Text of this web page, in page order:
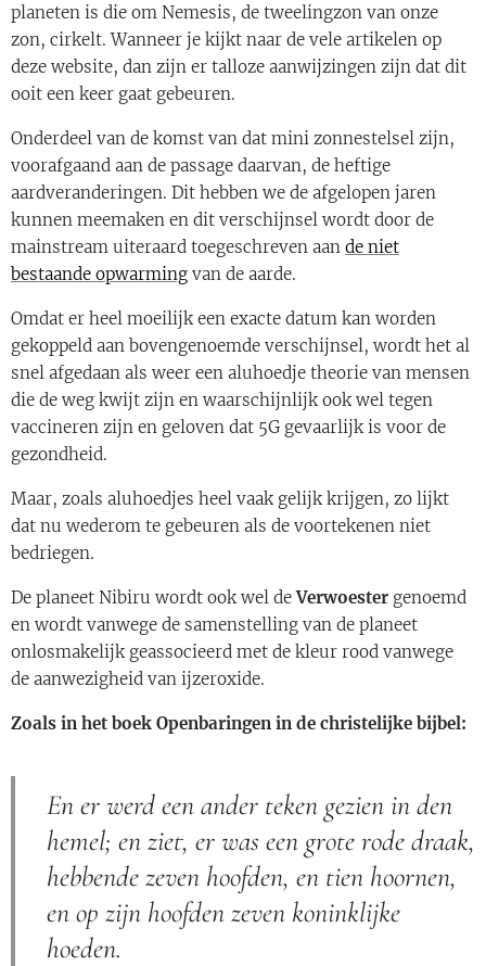
planeten is die om Nemesis, de tweelingzon van onze
zon, cirkelt. Wanneer je kijkt naar de vele artikelen op
deze website, dan zijn er talloze aanwijzingen zijn dat dit
ooit een keer gaat gebeuren.
Onderdeel van de komst van dat mini zonnestelsel zijn,
voorafgaand aan de passage daarvan, de heftige
aardveranderingen. Dit hebben we de afgelopen jaren
kunnen meemaken en dit verschijnsel wordt door de
mainstream uiteraard toegeschreven aan de niet
bestaande opwarming van de aarde.
Omdat er heel moeilijk een exacte datum kan worden
gekoppeld aan bovengenoemde verschijnsel, wordt het al
snel afgedaan als weer een aluhoedje theorie van mensen
die de weg kwijt zijn en waarschijnlijk ook wel tegen
vaccineren zijn en geloven dat 5G gevaarlijk is voor de
gezondheid.
Maar, zoals aluhoedjes heel vaak gelijk krijgen, zo lijkt
dat nu wederom te gebeuren als de voortekenen niet
bedriegen.
De planeet Nibiru wordt ook wel deVerwoester genoemd
en wordt vanwege de samenstelling van de planeet
onlosmakelijk geassocieerd met de kleur rood vanwege
de aanwezigheid van ijzeroxide.
Zoals in het boek Openbaringen in de christelijke bijbel:
En er werd een ander teken gezien in den
hemel; en ziet, er was een grote rode draak,
hebbende zeven hoofden, en tien hoornen,
en op zijn hoofden zeven koninklijke
hoeden.